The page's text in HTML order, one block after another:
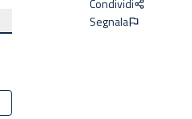
Condividi
Segnala